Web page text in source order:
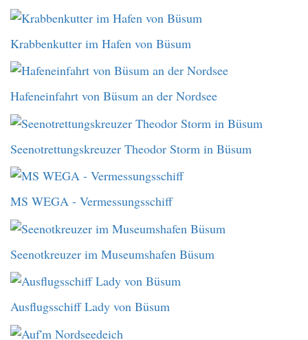
Krabbenkutter im Hafen von Büsum
Hafeneinfahrt von Büsum an der Nordsee
Seenotrettungskreuzer Theodor Storm in Büsum
MS WEGA - Vermessungsschiff
Seenotkreuzer im Museumshafen Büsum
Ausflugsschiff Lady von Büsum